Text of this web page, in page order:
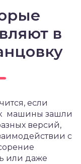
в
если
машины зашли
версий,
с
или даже